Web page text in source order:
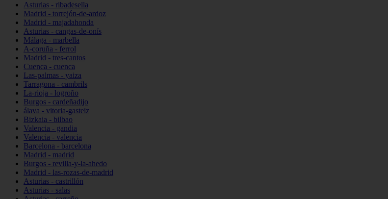
Asturias - ribadesella
Madrid - torrejón-de-ardoz
Madrid - majadahonda
Asturias - cangas-de-onís
Málaga - marbella
A-coruña - ferrol
Madrid - tres-cantos
Cuenca - cuenca
Las-palmas - yaiza
Tarragona - cambrils
La-rioja - logroño
Burgos - cardeñadijo
álava - vitoria-gasteiz
Bizkaia - bilbao
Valencia - gandia
Valencia - valencia
Barcelona - barcelona
Madrid - madrid
Burgos - revilla-y-la-ahedo
Madrid - las-rozas-de-madrid
Asturias - castrillón
Asturias - salas